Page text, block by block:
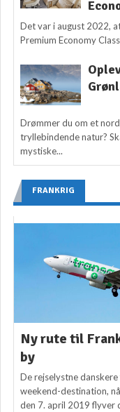
Det var i august 2022,
Premium Economy Class
Drømmer du om et
tryllebindende natur?
mystiske...
FRANKRIG
Ny rute til
by
De rejselystne danskere
weekend-destination,
den 7. april 2019 flyver